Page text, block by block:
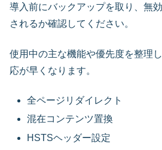
導入前にバックアップを取り、無
されるか確認してください。
使用中の主な機能や優先度を整理
応が早くなります。
全ページリダイレクト
混在コンテンツ置換
HSTSヘッダー設定